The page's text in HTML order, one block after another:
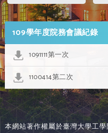
109學年度院務會議紀錄
1091111第一次
1100414第二次
本網站著作權屬於臺灣大學工